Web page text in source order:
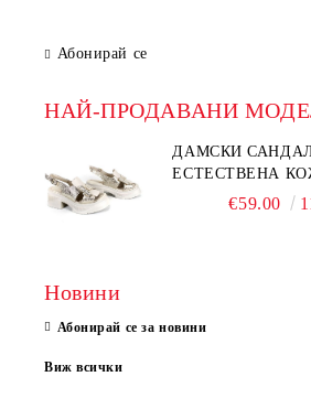
Абонирай се
НАЙ-ПРОДАВАНИ
ДАМСКИ
ЕСТЕСТВЕНА
МОДЕЛ NOVA.
€59.00
Новини
Абонирай се за новини
Виж всички